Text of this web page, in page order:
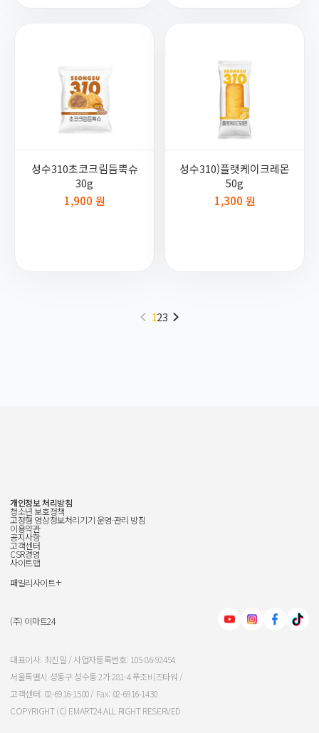
성수310초코크림듬뿍슈
30g
1,900 원
성수310)플랫케이크레몬
50g
1,300 원
123
개인정보 처리방침
청소년 보호정책
고정형 영상정보처리기기 운영·관리 방침
이용약관
공지사항
고객센터
CSR경영
사이트맵
패밀리사이트+
신세계그룹
신세계백화점
이마트
신세계인터내셔날
신세계푸드
(주) 이마트24
대표이사: 최진일 / 사업자등록번호: 105-86-92454
서울특별시 성동구 성수동 2가 281-4 푸조비즈타워 /
고객센터: 02-6916-1500 / Fax: 02-6916-1430
COPYRIGHT (C) EMART24.ALL RIGHT RESERVED